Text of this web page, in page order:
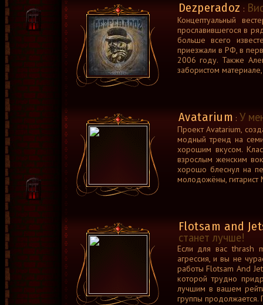
Dezperadoz :
Концептуальный
прославившегося в
больше всего
приезжали в РФ, в
2006 году. Также
забористом
Avatarium : У
Проект Avatarium,
модный тренд на
хорошим вкусом.
взрослым женским
хорошо блеснул на
молодожёны,
Flotsam and
станет лучше!
Если для вас thrash
агрессия, и вы не
работы Flotsam And
которой трудно
лучшим в вашем
группы продолжается.